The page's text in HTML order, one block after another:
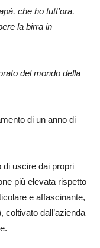
che ho tutt’ora,
la birra in
del mondo della
di un anno di
di uscire dai propri
più elevata rispetto
e affascinante,
coltivato dall’azienda